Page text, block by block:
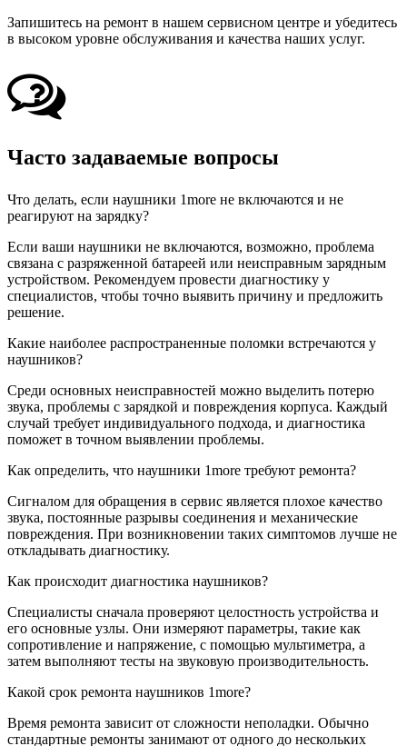
Запишитесь на ремонт в нашем сервисном центре и убедитесь
в высоком уровне обслуживания и качества наших услуг.
Часто задаваемые вопросы
Что делать, если наушники 1more не включаются и не
реагируют на зарядку?
Если ваши наушники не включаются, возможно, проблема
связана с разряженной батареей или неисправным зарядным
устройством. Рекомендуем провести диагностику у
специалистов, чтобы точно выявить причину и предложить
решение.
Какие наиболее распространенные поломки встречаются у
наушников?
Среди основных неисправностей можно выделить потерю
звука, проблемы с зарядкой и повреждения корпуса. Каждый
случай требует индивидуального подхода, и диагностика
поможет в точном выявлении проблемы.
Как определить, что наушники 1more требуют ремонта?
Сигналом для обращения в сервис является плохое качество
звука, постоянные разрывы соединения и механические
повреждения. При возникновении таких симптомов лучше не
откладывать диагностику.
Как происходит диагностика наушников?
Специалисты сначала проверяют целостность устройства и
его основные узлы. Они измеряют параметры, такие как
сопротивление и напряжение, с помощью мультиметра, а
затем выполняют тесты на звуковую производительность.
Какой срок ремонта наушников 1more?
Время ремонта зависит от сложности неполадки. Обычно
стандартные ремонты занимают от одного до нескольких